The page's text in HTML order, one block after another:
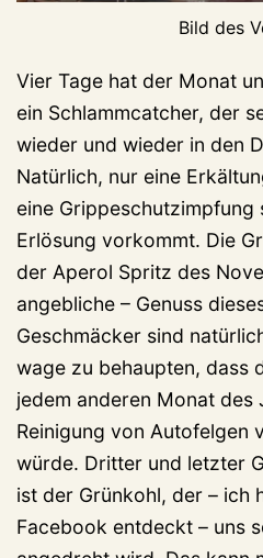
Bild des
Vier Tage hat der Monat
ein Schlammcatcher, der
wieder und wieder in den
Natürlich, nur eine
eine Grippeschutzimpfung
Erlösung vorkommt. Die
der Aperol Spritz des
angebliche – Genuss
Geschmäcker sind
wage zu behaupten, dass
jedem anderen Monat des
Reinigung von Autofelgen
würde. Dritter und letzter
ist der Grünkohl, der – ich
Facebook entdeckt – uns